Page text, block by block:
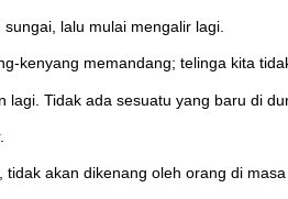
lalu mulai mengalir lagi.
kenyang memandang; telinga kita
Tidak ada sesuatu yang baru di
akan dikenang oleh orang di